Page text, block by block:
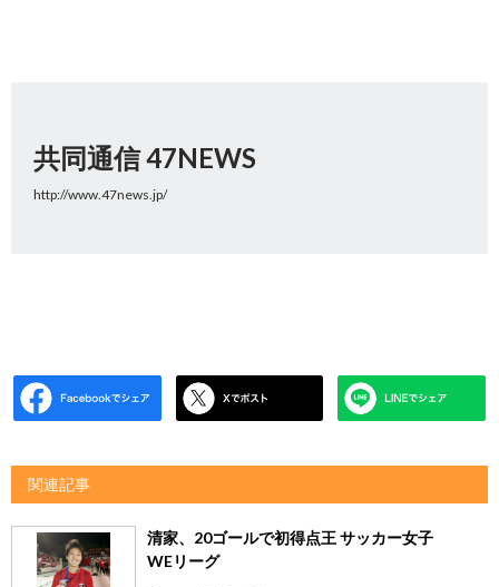
共同通信 47NEWS
http://www.47news.jp/
関連記事
清家、20ゴールで初得点王 サッカー女子
WEリーグ